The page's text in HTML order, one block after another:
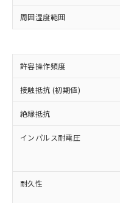
周囲湿度範囲
許容操作頻度
接触抵抗 (初期値)
絶縁抵抗
インパルス耐電圧
耐久性
以下の条件をお
※1 対応状況
対応済み：
非含有に対応し
す。
対応予定：EU
有に対応した製
対応予定なし：
非含有に非対応